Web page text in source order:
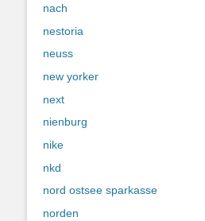
nach
nestoria
neuss
new yorker
next
nienburg
nike
nkd
nord ostsee sparkasse
norden